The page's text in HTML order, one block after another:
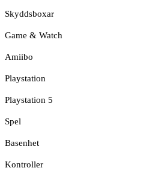
Skyddsboxar
Game & Watch
Amiibo
Playstation
Playstation 5
Spel
Basenhet
Kontroller